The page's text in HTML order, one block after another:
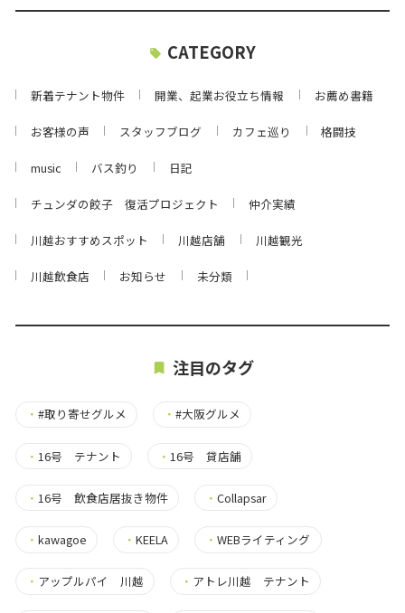
CATEGORY
新着テナント物件 開業、起業お役立ち情報 お薦め書籍
お客様の声 スタッフブログ カフェ巡り 格闘技
music バス釣り 日記
チュンダの餃子 復活プロジェクト 仲介実績
川越おすすめスポット 川越店舗 川越観光
川越飲食店 お知らせ 未分類
注目のタグ
・ #取り寄せグルメ ・#大阪グルメ
・ 16号 テナント ・ 16号 貸店舗
・ 16号 飲食店居抜き物件 ・Collapsar
・ kawagoe ・KEELA ・WEBライティング
・ アップルパイ 川越 ・ アトレ川越 テナント